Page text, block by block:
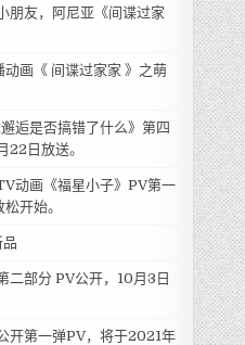
朋友，阿尼亚《间谍过家
画《 间谍过家家 》之萌
逅是否搞错了什么》第四
日放送。
动画《福星小子》PV第一
开始。
二部分 PV公开，10月3日
开第一弹PV，将于2021年